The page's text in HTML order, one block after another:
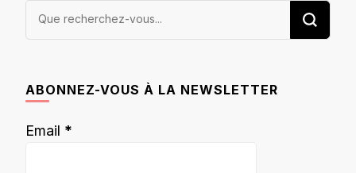
Vous
ABONNEZ-VOUS À LA NEWSLETTER
Email *